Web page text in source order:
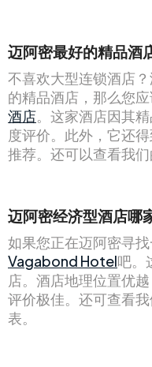
迈阿密最好的精品酒
不喜欢大型连锁酒店
的精品酒店，那么您
酒店。这家酒店因其
度评价。此外，它还
推荐。还可以查看我
迈阿密经济型酒店哪
如果您正在迈阿密寻
Vagabond Hotel吧。
店。酒店地理位置优
评价极佳。还可查看
表。